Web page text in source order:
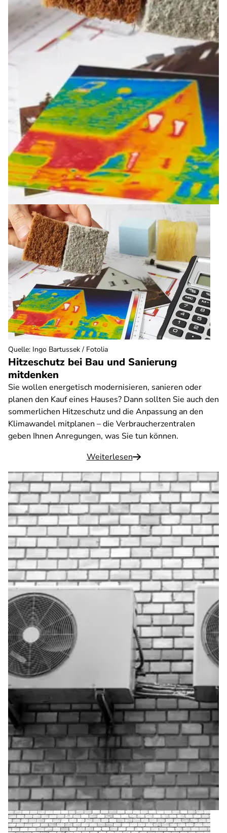
Hitzeschutz bei Bau und Sanierung
mitdenken
Sie wollen energetisch modernisieren, sanieren oder
planen den Kauf eines Hauses? Dann sollten Sie auch den
sommerlichen Hitzeschutz und die Anpassung an den
Klimawandel mitplanen – die Verbraucherzentralen
geben Ihnen Anregungen, was Sie tun können.
Weiterlesen
Quelle: Ingo Bartussek / Fotolia